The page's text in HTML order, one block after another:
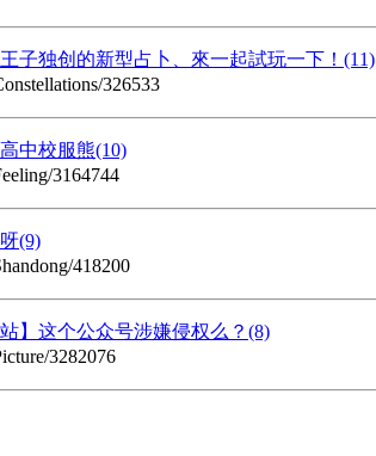
子独创的新型占卜、來一起試玩一下！(11)
326533
中校服熊(10)
3164744
(9)
418200
】这个公众号涉嫌侵权么？(8)
3282076